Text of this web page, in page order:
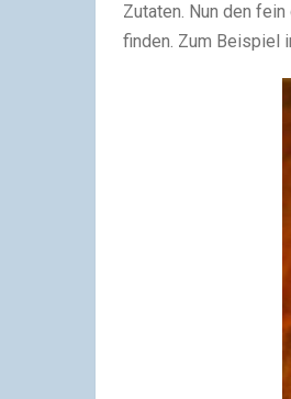
Zutaten. Nun den
finden. Zum Beispiel